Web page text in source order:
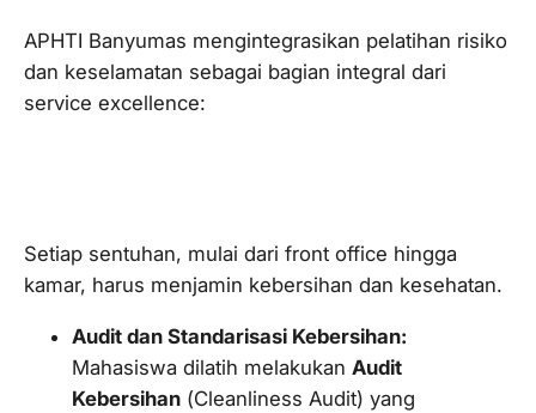
APHTI Banyumas mengintegrasikan pelatihan risiko
dan keselamatan sebagai bagian integral dari
service excellence:
Setiap sentuhan, mulai dari front office hingga
kamar, harus menjamin kebersihan dan kesehatan.
Audit dan Standarisasi Kebersihan:
Mahasiswa dilatih melakukan Audit
Kebersihan (Cleanliness Audit) yang